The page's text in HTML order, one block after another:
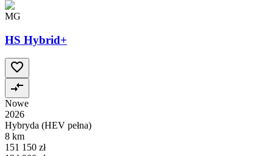
MG
HS Hybrid+
Nowe
2026
Hybryda (HEV pełna)
8 km
151 150 zł